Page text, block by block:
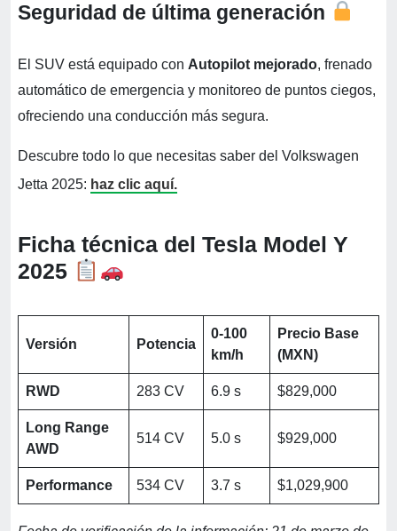
Seguridad de última generación
El SUV está equipado con Autopilot mejorado, frenado
automático de emergencia y monitoreo de puntos ciegos,
ofreciendo una conducción más segura.
Descubre todo lo que necesitas saber del Volkswagen
Jetta 2025: haz clic aquí.
Ficha técnica del Tesla Model Y
2025
Versión Potencia
0-100
km/h
Precio Base
(MXN)
RWD 283 CV 6.9 s $829,000
Long Range
AWD
514 CV 5.0 s $929,000
Performance 534 CV 3.7 s $1,029,900